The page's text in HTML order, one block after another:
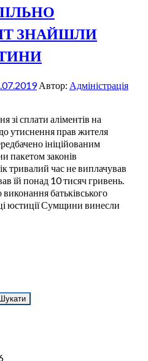
ЗНАЙШЛИ
Автор: Адміністрація
зі сплати аліментів на
утиснення прав жителя
ініційованим
пакетом законів
тривалий час не виплачував
їй понад 10 тисяч гривень.
батьківського
юстиції Сумщини винесли